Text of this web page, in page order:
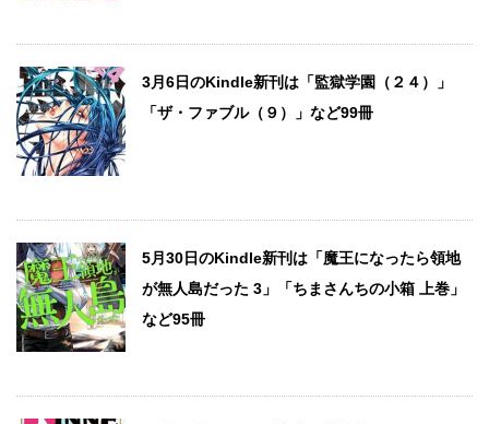
3月6日のKindle新刊は「監獄学園（２４）」
「ザ・ファブル（９）」など99冊
5月30日のKindle新刊は「魔王になったら領地
が無人島だった 3」「ちまさんちの小箱 上巻」
など95冊